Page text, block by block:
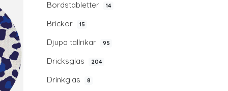
Bordstabletter 14
Brickor 15
Djupa tallrikar 95
Dricksglas 204
Drinkglas 8